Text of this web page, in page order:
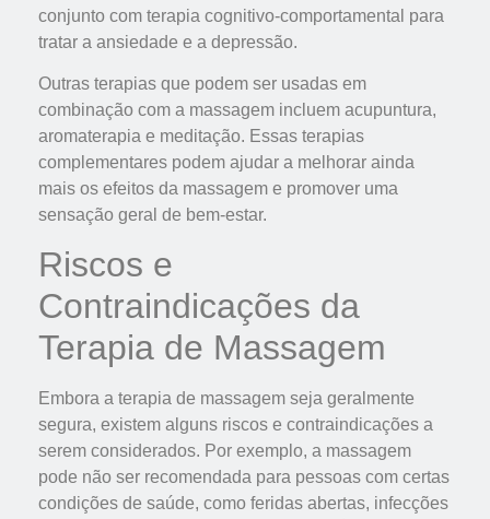
conjunto com terapia cognitivo-comportamental para
tratar a ansiedade e a depressão.
Outras terapias que podem ser usadas em
combinação com a massagem incluem acupuntura,
aromaterapia e meditação. Essas terapias
complementares podem ajudar a melhorar ainda
mais os efeitos da massagem e promover uma
sensação geral de bem-estar.
Riscos e
Contraindicações da
Terapia de Massagem
Embora a terapia de massagem seja geralmente
segura, existem alguns riscos e contraindicações a
serem considerados. Por exemplo, a massagem
pode não ser recomendada para pessoas com certas
condições de saúde, como feridas abertas, infecções